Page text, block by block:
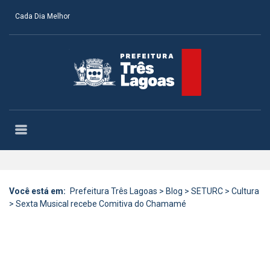
Cada Dia Melhor
Você está em: Prefeitura Três Lagoas > Blog > SETURC > Cultura
> Sexta Musical recebe Comitiva do Chamamé